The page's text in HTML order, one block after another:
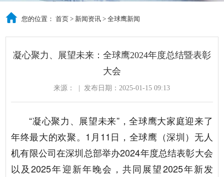
您的位置：首页 > 新闻资讯 >全球鹰新闻
凝心聚力、展望未来：全球鹰2024年度总结暨表彰
大会
来源： 发布日期：2025-01-15 09:13
“凝心聚力、展望未来”，全球鹰大家庭迎来了
年终最大的欢聚。1月11日，全球鹰（深圳）无人
机有限公司在深圳总部举办2024年度总结表彰大会
以及2025年迎新年晚会，共同展望2025年新发